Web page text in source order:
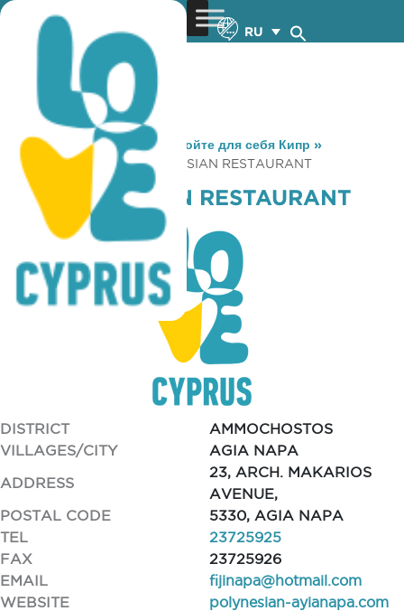
RU
You are here: Home »Откройте для себя Кипр »
Gastronomy
» FIJI POLYNESIAN RESTAURANT
FIJI POLYNESIAN RESTAURANT
DISTRICT
AMMOCHOSTOS
VILLAGES/CITY
AGIA NAPA
ADDRESS
23, ARCH. MAKARIOS
AVENUE,
POSTAL CODE
5330, AGIA NAPA
TEL
23725925
FAX
23725926
EMAIL
fijinapa@hotmail.com
WEBSITE
polynesian-ayianapa.com